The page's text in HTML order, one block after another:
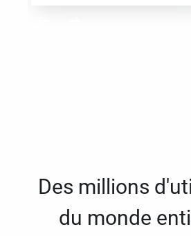
Des millions
du monde